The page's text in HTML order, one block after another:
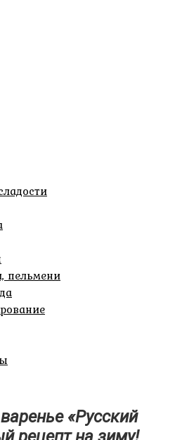
пельмени
«Русский